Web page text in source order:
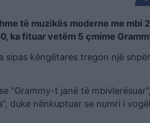
të muzikës moderne me mbi
ka fituar vetëm 5 çmime
këngëtares tregon një
“Grammy-t janë të
duke nënkuptuar se numri i